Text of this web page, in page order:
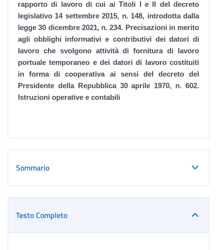
rapporto di lavoro di cui ai Titoli I e II del decreto
legislativo 14 settembre 2015, n. 148, introdotta dalla
legge 30 dicembre 2021, n. 234. Precisazioni in merito
agli obblighi informativi e contributivi dei datori di
lavoro che svolgono attività di fornitura di lavoro
portuale temporaneo e deidatori di lavoro costituiti
in forma di cooperativa ai sensi del decreto del
Presidente della Repubblica 30 aprile 1970, n. 602.
Istruzioni operative e contabili
Sommario
Testo Completo